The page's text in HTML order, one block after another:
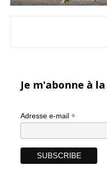
Je m'abonne à
Adresse e-mail *